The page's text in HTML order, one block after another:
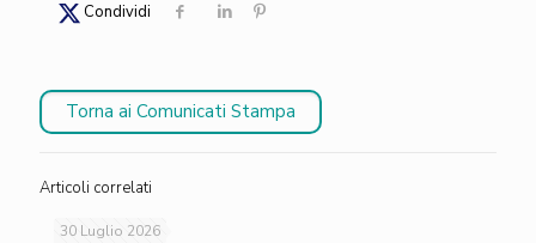
Condividi
Torna ai Comunicati Stampa
Articoli correlati
30 Luglio 2026